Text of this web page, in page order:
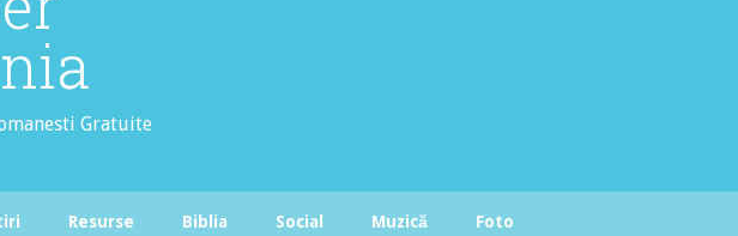
Gratuite
Resurse Biblia Social Muzică Foto